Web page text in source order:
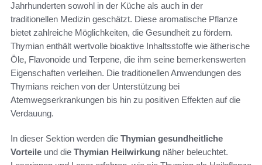
Jahrhunderten sowohl in der Küche als auch in der
traditionellen Medizin geschätzt. Diese aromatische Pflanze
bietet zahlreiche Möglichkeiten, die Gesundheit zu fördern.
Thymian enthält wertvolle bioaktive Inhaltsstoffe wie ätherische
Öle, Flavonoide und Terpene, die ihm seine bemerkenswerten
Eigenschaften verleihen. Die traditionellen Anwendungen des
Thymians reichen von der Unterstützung bei
Atemwegserkrankungen bis hin zu positiven Effekten auf die
Verdauung.
In dieser Sektion werden die Thymian gesundheitliche
Vorteile und die Thymian Heilwirkung näher beleuchtet.